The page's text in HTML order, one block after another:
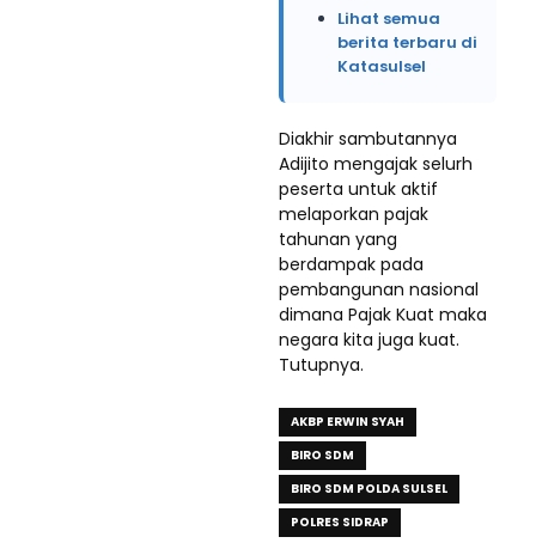
Lihat semua
berita terbaru di
Katasulsel
Diakhir sambutannya
Adijito mengajak selurh
peserta untuk aktif
melaporkan pajak
tahunan yang
berdampak pada
pembangunan nasional
dimana Pajak Kuat maka
negara kita juga kuat.
Tutupnya.
AKBP ERWIN SYAH
BIRO SDM
BIRO SDM POLDA SULSEL
POLRES SIDRAP